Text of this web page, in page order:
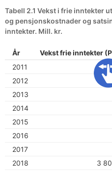
Tabell 2.1 Vekst i frie inntekter
og pensjonskostnader og
inntekter. Mill. kr.
År Vekst frie inntekter
2011
2012
2013
2014
2015
2016
2017
2018
3